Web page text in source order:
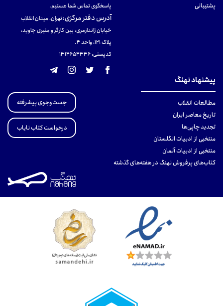
پشتیبانی
پاسخگوی تماس شما هستیم.
آدرس دفتر مرکزی:تهران، میدان انقلاب
خیابان ژاندارمری، بین کارگر و منیری جاوید،
پلاک 121، واحد ۴.
کدپستی: 131465433۶
پیشنهاد نهنگ
مطالعات انقلاب
تاریخ معاصر ایران
تجدید چاپی‌ها
منتخبی از ادبیات انگلستان
منتخبی از ادبیات آلمان
کتاب‌های پرفروش نهنگ در هفته‌های گذشته
جست‌وجوی پیشرفته
درخواست کتاب نایاب